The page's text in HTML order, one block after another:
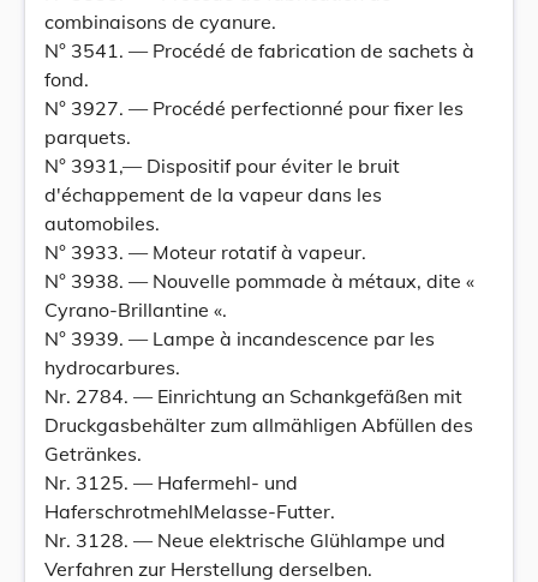
combinaisons de cyanure.
N° 3541. — Procédé de fabrication de sachets à
fond.
N° 3927. — Procédé perfectionné pour fixer les
parquets.
N° 3931,— Dispositif pour éviter le bruit
d'échappement de la vapeur dans les
automobiles.
N° 3933. — Moteur rotatif à vapeur.
N° 3938. — Nouvelle pommade à métaux, dite «
Cyrano-Brillantine «.
N° 3939. — Lampe à incandescence par les
hydrocarbures.
Nr. 2784. — Einrichtung an Schankgefäßen mit
Druckgasbehälter zum allmähligen Abfüllen des
Getränkes.
Nr. 3125. — Hafermehl- und
HaferschrotmehlMelasse-Futter.
Nr. 3128. — Neue elektrische Glühlampe und
Verfahren zur Herstellung derselben.